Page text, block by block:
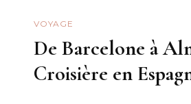
VOYAGE
De Barcelone à
Croisière en